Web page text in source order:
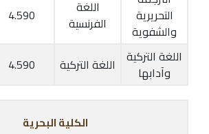
التحريرية
والشفوية
اللغة
الفرنسية
4.590
اللغة التركية
وآدابها
اللغة التركية 4.590
الكلية البحرية